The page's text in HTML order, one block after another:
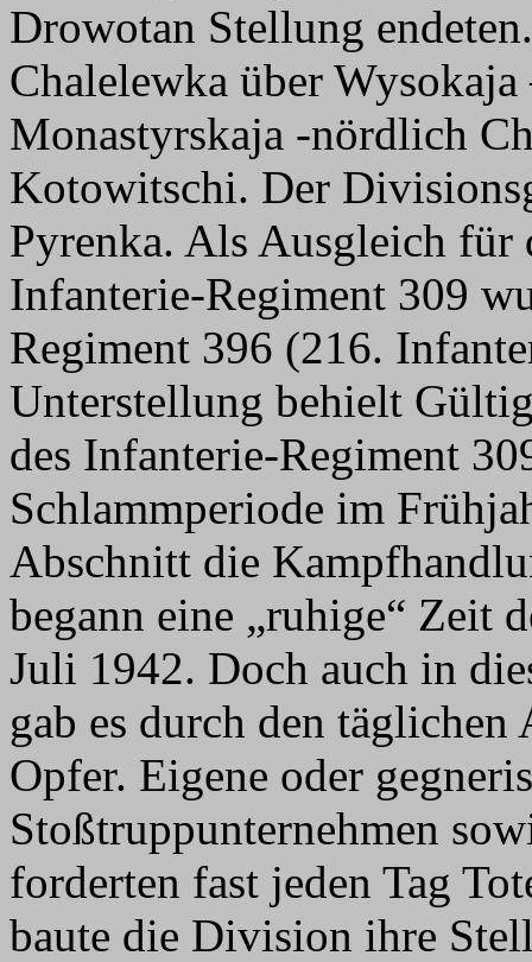
Drowotan Stellung
Chalelewka über
Monastyrskaja -nördlich
Kotowitschi. Der
Pyrenka. Als Ausgleich für
Infanterie-Regiment 309
Regiment 396 (216.
Unterstellung behielt
des Infanterie-Regiment
Schlammperiode im
Abschnitt die
begann eine „ruhige“ Zeit
Juli 1942. Doch auch in
gab es durch den
Opfer. Eigene oder
Stoßtruppunternehmen
forderten fast jeden Tag
baute die Division ihre